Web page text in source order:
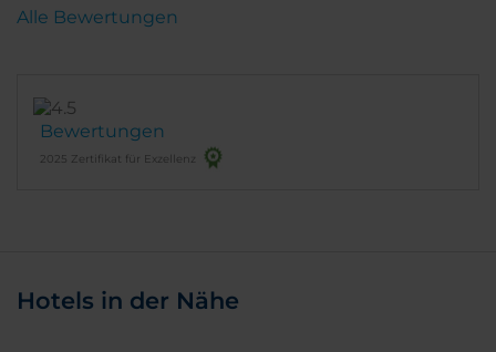
Bewertungen
2025 Zertifikat für Exzellenz
Alle Bewertungen
Hotels in der Nähe